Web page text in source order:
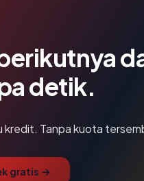
detik.
Tanpa kuota
gratis →